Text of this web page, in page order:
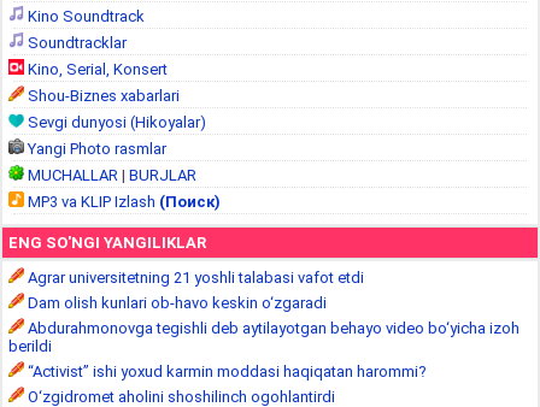
Kino Soundtrack
Soundtracklar
Kino, Serial, Konsert
Shou-Biznes xabarlari
Sevgi dunyosi (Hikoyalar)
Yangi Photo rasmlar
MUCHALLAR | BURJLAR
MP3 va KLIP Izlash (Поиск)
ENG SO'NGI YANGILIKLAR
Agrar universitetning 21 yoshli talabasi vafot etdi
Dam olish kunlari ob-havo keskin o‘zgaradi
Abdurahmonovga tegishli deb aytilayotgan behayo video bo‘yicha izoh
berildi
“Activist” ishi yoxud karmin moddasi haqiqatan harommi?
O‘zgidromet aholini shoshilinch ogohlantirdi